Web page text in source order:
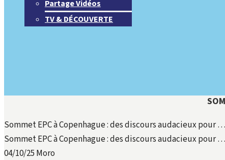
Partage Vidéos
TV & DÉCOUVERTE
Sommet EPC à Copenhague : des discours audacieux
Sommet EPC à Copenhague : des discours audacieux pour …
04/10/25 Moro